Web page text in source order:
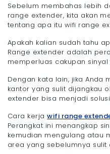
Sebelum membahas lebih
range extender, kita akan
tentang apa itu wifi range
Apakah kalian sudah tahu
Range extender adalah
memperluas cakupan sinyal
Dengan kata lain, jika Anda
kantor yang sulit dijangkau
extender bisa menjadi
Cara kerjawifi range
Perangkat ini menangkap
kemudian mengulang atau
area yang sebelumnya sulit